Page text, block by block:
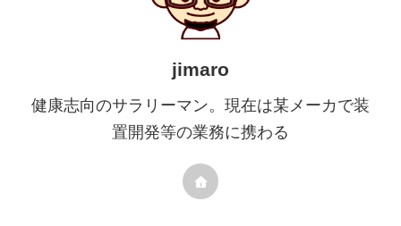
jimaro
健康志向のサラリーマン。現在は某メーカで装
置開発等の業務に携わる